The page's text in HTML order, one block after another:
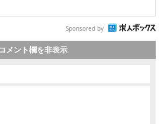
Sponsored by
コメント欄を非表示